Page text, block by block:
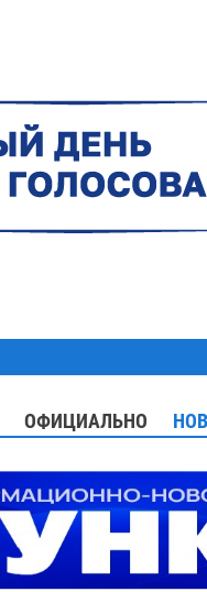
ОФИЦИАЛЬНО